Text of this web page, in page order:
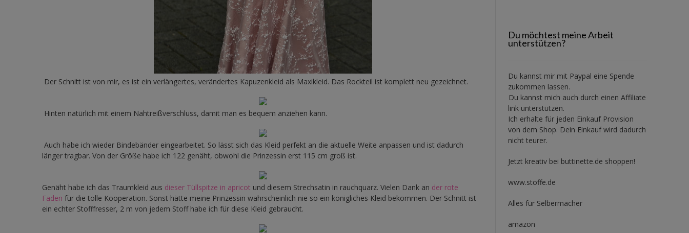
Der Schnitt ist von mir, es ist ein verlängertes, verändertes Kapuzenkleid als Maxikleid. Das Rockteil ist komplett neu gezeichnet.
Hinten natürlich mit einem Nahtreißverschluss, damit man es bequem anziehen kann.
Auch habe ich wieder Bindebänder eingearbeitet. So lässt sich das Kleid perfekt an die aktuelle Weite anpassen und ist dadurch
länger tragbar. Von der Größe habe ich 122 genäht, obwohl die Prinzessin erst 115 cm groß ist.
Genäht habe ich das Traumkleid aus dieser Tüllspitze in apricot und diesem Strechsatin in rauchquarz. Vielen Dank an der rote
Faden für die tolle Kooperation. Sonst hätte meine Prinzessin wahrscheinlich nie so ein königliches Kleid bekommen. Der Schnitt ist
ein echter Stofffresser, 2 m von jedem Stoff habe ich für diese Kleid gebraucht.
Du möchtest meine Arbeit
unterstützen?
Du kannst mir mit Paypal eine Spende
zukommen lassen.
Du kannst mich auch durch einen Affiliate
link unterstützen.
Ich erhalte für jeden Einkauf Provision
von dem Shop. Dein Einkauf wird dadurch
nicht teurer.
Jetzt kreativ bei buttinette.de shoppen!
www.stoffe.de
Alles für Selbermacher
amazon